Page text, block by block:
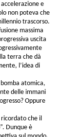
e
non poteva che
trascorso.
massima
uscita
terra che dà
l’idea di
atomica,
delle immani
Oppure
che il
Dunque è